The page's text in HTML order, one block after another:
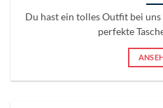
Du hast ein tolles Outfit bei
perfekte